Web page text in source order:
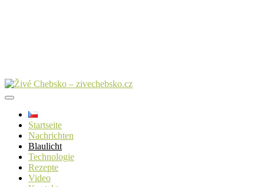
Startseite
Nachrichten
Blaulicht
Technologie
Rezepte
Video